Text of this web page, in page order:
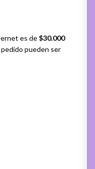
es de$30.000
pueden ser